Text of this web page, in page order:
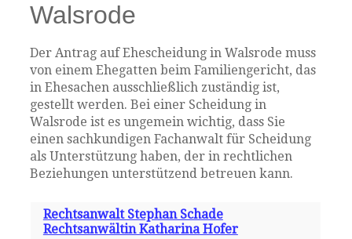
Walsrode
Der Antrag auf Ehescheidung in Walsrode muss
von einem Ehegatten beim Familiengericht, das
in Ehesachen ausschließlich zuständig ist,
gestellt werden. Bei einer Scheidung in
Walsrode ist es ungemein wichtig, dass Sie
einen sachkundigen Fachanwalt für Scheidung
als Unterstützung haben, der in rechtlichen
Beziehungen unterstützend betreuen kann.
Rechtsanwalt Stephan Schade
Rechtsanwältin Katharina Hofer